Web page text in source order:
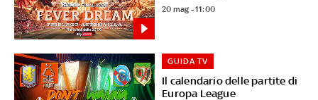
20 mag - 11:00
Il calendario delle partite di
Europa League
GUIDA TV